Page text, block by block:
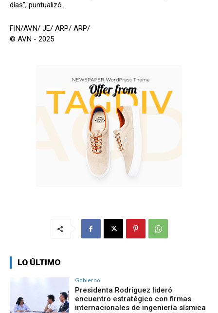
días”, puntualizó.
FIN/AVN/ JE/ ARP/ ARP/
© AVN - 2025
LO ÚLTIMO
Gobierno
Presidenta Rodríguez lideró
encuentro estratégico con firmas
internacionales de ingeniería sísmica